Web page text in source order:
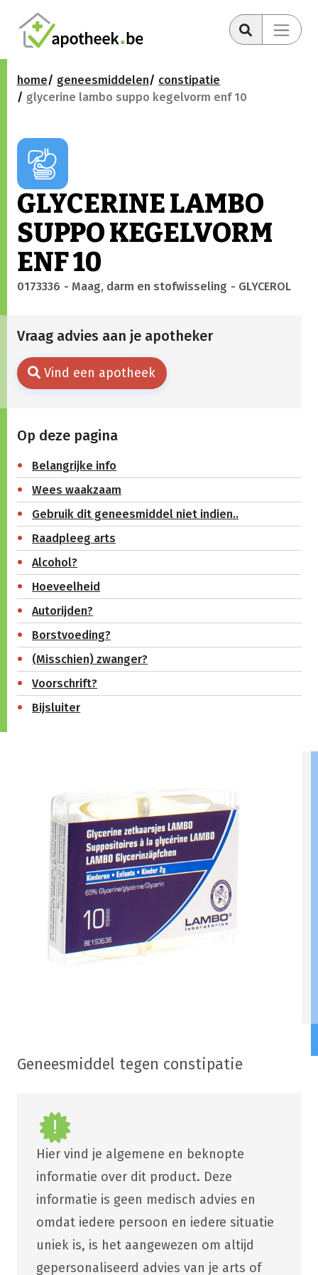
home geneesmiddelen
constipatie
glycerine lambo suppo kegelvorm enf 10
GLYCERINE LAMBO
SUPPO KEGELVORM
ENF 10
0173336 - Maag, darm en stofwisseling - GLYCEROL
Vraag advies aan je apotheker
Vind een apotheek
Op deze pagina
Belangrijke info
Wees waakzaam
Gebruik dit geneesmiddel niet indien..
Raadpleeg arts
Alcohol?
Hoeveelheid
Autorijden?
Borstvoeding?
(Misschien) zwanger?
Voorschrift?
Bijsluiter
Geneesmiddel tegen constipatie
Hier vind je algemene en beknopte
informatie over dit product. Deze
informatie is geen medisch advies en
omdat iedere persoon en iedere situatie
uniek is, is het aangewezen om altijd
gepersonaliseerd advies van je arts of